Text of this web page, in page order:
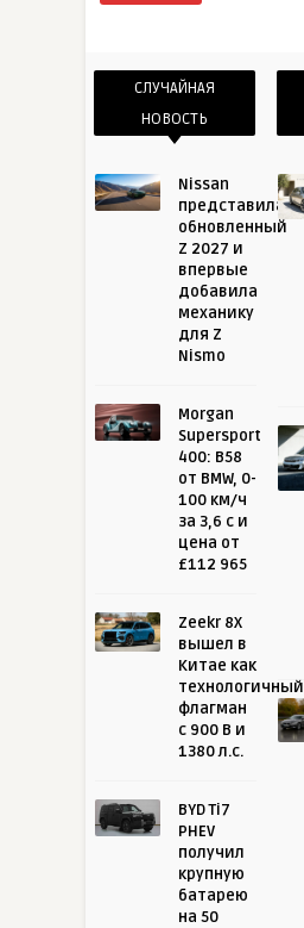
СЛУЧАЙНАЯ
НОВОСТЬ
Nissan
представила
обновленный
Z 2027 и
впервые
добавила
механику
для Z
Nismo
Morgan
Supersport
400: B58
от BMW, 0-
100 км/ч
за 3,6 с и
цена от
£112 965
Zeekr 8X
вышел в
Китае как
технологичный
флагман
с 900 В и
1380 л.с.
BYD Ti7
PHEV
получил
крупную
батарею
на 50